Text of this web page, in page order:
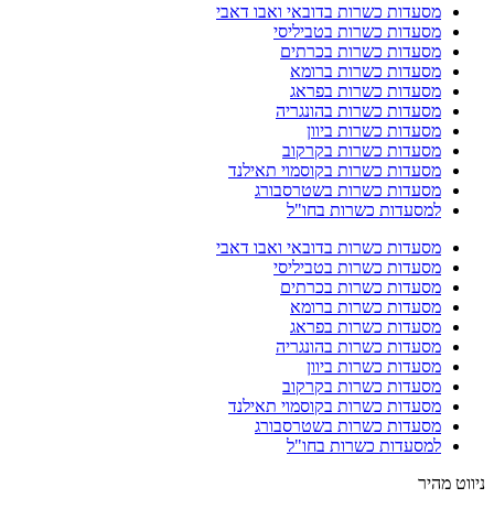
מסעדות כשרות בדובאי ואבו דאבי
מסעדות כשרות בטביליסי
מסעדות כשרות בכרתים
מסעדות כשרות ברומא
מסעדות כשרות בפראג
מסעדות כשרות בהונגריה
מסעדות כשרות ביוון
מסעדות כשרות בקרקוב
מסעדות כשרות בקוסמוי תאילנד
מסעדות כשרות בשטרסבורג
למסעדות כשרות בחו"ל
מסעדות כשרות בדובאי ואבו דאבי
מסעדות כשרות בטביליסי
מסעדות כשרות בכרתים
מסעדות כשרות ברומא
מסעדות כשרות בפראג
מסעדות כשרות בהונגריה
מסעדות כשרות ביוון
מסעדות כשרות בקרקוב
מסעדות כשרות בקוסמוי תאילנד
מסעדות כשרות בשטרסבורג
למסעדות כשרות בחו"ל
ניווט מהיר